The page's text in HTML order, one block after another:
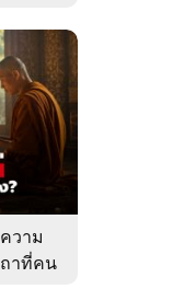
วาม
าที่คน